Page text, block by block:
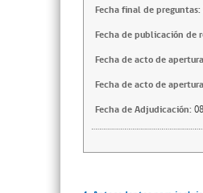
Fecha final de preguntas:
Fecha de publicación de
Fecha de acto de
Fecha de acto de
Fecha de Adjudicación: